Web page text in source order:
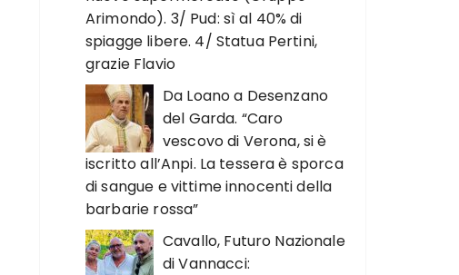
Arimondo). 3/ Pud: sì al 40% di
spiagge libere. 4/ Statua Pertini,
grazie Flavio
Da Loano a Desenzano
del Garda. “Caro
vescovo di Verona, si è
iscritto all’Anpi. La tessera è sporca
di sangue e vittime innocenti della
barbarie rossa”
Cavallo, Futuro Nazionale
di Vannacci: